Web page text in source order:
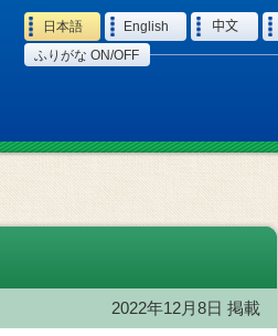
Language
日本語 English 中文
ふりがな ON/OFF
2022年12月8日 掲載